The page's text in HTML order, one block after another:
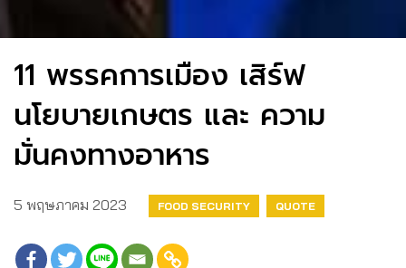
11 พรรคการเมือง เสิร์ฟ
นโยบายเกษตร และ ความ
มั่นคงทางอาหาร ​
5 พฤษภาคม 2023 FOOD SECURITY QUOTE